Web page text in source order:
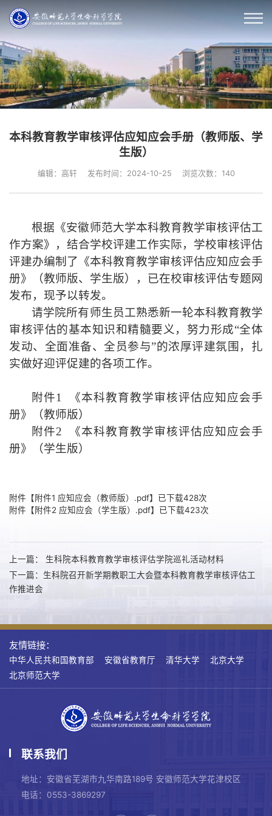
本科教育教学审核评估应知应会手册（教师版、学
生版）
编辑：高轩 发布时间：2024-10-25 浏览次数： 140
根据《安徽师范大学本科教育教学审核评估工
作方案》，结合学校评建工作实际，学校审核评估
评建办编制了《本科教育教学审核评估应知应会手
册》（教师版、学生版），已在校审核评估专题网
发布，现予以转发。
请学院所有师生员工熟悉新一轮本科教育教学
审核评估的基本知识和精髓要义，努力形成“全体
发动、全面准备、全员参与”的浓厚评建氛围，扎
实做好迎评促建的各项工作。
附件1
《本科教育教学审核评估应知应会手
册》（教师版）
附件2
《本科教育教学审核评估应知应会手
册》（学生版）
附件【附件1 应知应会（教师版）.pdf】已下载428次
附件【附件2 应知应会（学生版）.pdf】已下载423次
上一篇： 生科院本科教育教学审核评估学院巡礼活动材料
下一篇：生科院召开新学期教职工大会暨本科教育教学审核评估工
作推进会
友情链接：
中华人民共和国教育部 安徽省教育厅 清华大学
北京大学
北京师范大学
联系我们
地址：安徽省芜湖市九华南路189号 安徽师范大学花津校区
电话：0553-3869297